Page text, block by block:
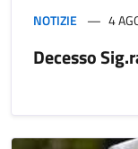
NOTIZIE 4
Decesso